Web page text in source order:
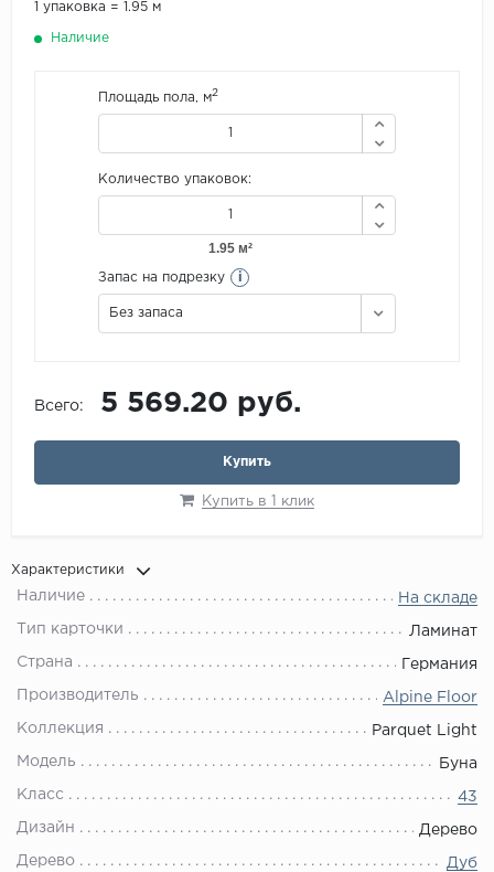
1 упаковка = 1.95 м
Наличие
Площадь пола, м2
Количество упаковок:
Запас на подрезку i
Без запаса
Всего: 5 569.20 руб.
Купить
Купить в 1 клик
Характеристики
Наличие На складе
Тип карточки Ламинат
Страна Германия
Производитель Alpine Floor
Коллекция Parquet Light
Модель Буна
Класс 43
Дизайн Дерево
Дерево Дуб